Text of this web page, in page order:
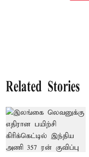
Related Stories